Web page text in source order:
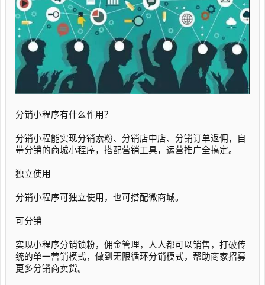
分销小程序有什么作用？
分销小程能实现分销索粉、分销店中店、分销订单返佣，自
带分销的商城小程序，搭配营销工具，运营推广全搞定。
独立使用
分销小程序可独立使用，也可搭配微商城。
可分销
实现小程序分销锁粉，佣金管理，人人都可以销售，打破传
统的单一营销模式，做到无限循环分销模式，帮助商家招募
更多分销商卖货。